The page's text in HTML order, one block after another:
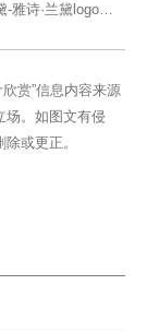
诗·兰黛logo设计-雅诗
赏”信息内容来源
场。如图文有侵
或更正。